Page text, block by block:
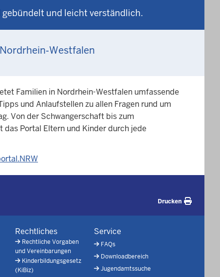
gebündelt und leicht verständlich.
Familien in Nordrhein-Westfalen umfassende
und Anlaufstellen zu allen Fragen rund um
Von der Schwangerschaft bis zum
das Portal Eltern und Kinder durch jede
Drucken
Rechtliches
Rechtliche Vorgaben
und Vereinbarungen
Kinderbildungsgesetz
(KiBiz)
Service
FAQs
Downloadbereich
Jugendamtssuche